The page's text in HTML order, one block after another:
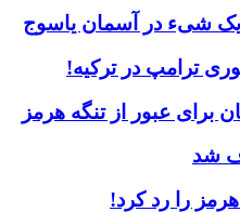
شیء در آسمان یاسوج
ترامپ در ترکیه!
برای عبور از تنگه هرمز
شد
را رد کرد!